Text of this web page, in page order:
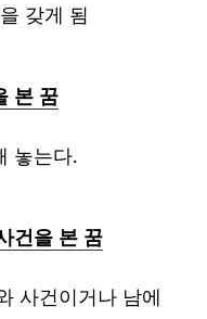
갖게 됨
본 꿈
놓는다.
건을 본 꿈
사건이거나 남에